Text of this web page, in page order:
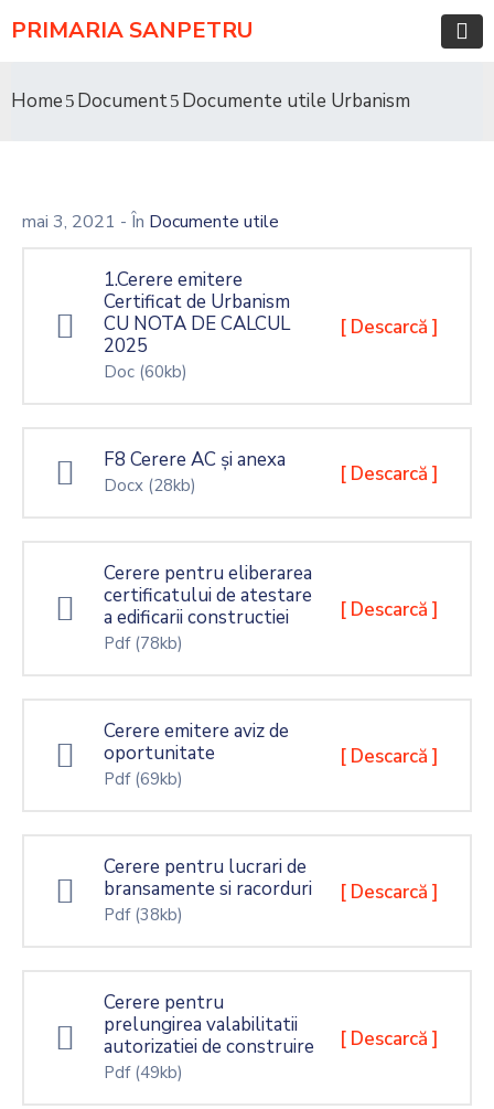
PRIMARIA SANPETRU
Home Document Documente utile Urbanism
mai 3, 2021 - În Documente utile
1.Cerere emitere
Certificat de Urbanism
CU NOTA DE CALCUL
2025
Doc (60kb)
[ Descarcă ]
F8 Cerere AC și anexa
Docx (28kb) [ Descarcă ]
Cerere pentru eliberarea
certificatului de atestare
a edificarii constructiei
Pdf (78kb)
[ Descarcă ]
Cerere emitere aviz de
oportunitate
Pdf (69kb)
[ Descarcă ]
Cerere pentru lucrari de
bransamente si racorduri
Pdf (38kb)
[ Descarcă ]
Cerere pentru
prelungirea valabilitatii
autorizatiei de construire
Pdf (49kb)
[ Descarcă ]